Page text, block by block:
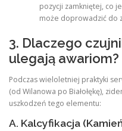
pozycji zamkniętej, co
może doprowadzić do
3. Dlaczego
ulegają awariom?
Podczas wieloletniej praktyki
(od Wilanowa po Białołękę),
uszkodzeń tego elementu:
A. Kalcyfikacja